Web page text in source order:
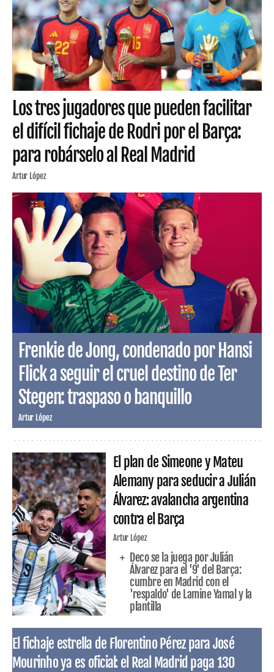
Los tres jugadores que pueden facilitar
el difícil fichaje de Rodri por el Barça:
para robárselo al Real Madrid
Artur López
Frenkie de Jong, condenado por Hansi
Flick a seguir el cruel destino de Ter
Stegen: traspaso o banquillo
Artur López
El plan de Simeone y Mateu
Alemany para seducir a Julián
Álvarez: avalancha argentina
contra el Barça
Artur López
Deco se la juega por Julián
Álvarez para el '9' del Barça:
cumbre en Madrid con el
'respaldo' de Lamine Yamal y la
plantilla
El fichaje estrella de Florentino Pérez para José
Mourinho ya es oficial: el Real Madrid paga 130